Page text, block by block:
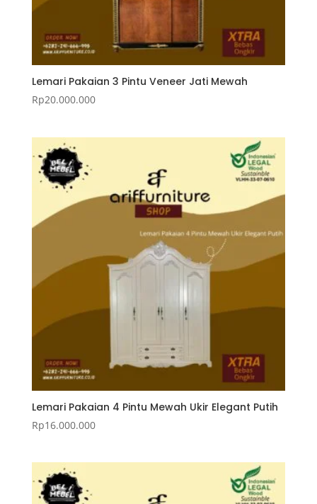
Lemari Pakaian 3 Pintu Veneer Jati Mewah
Rp20.000.000
Lemari Pakaian 4 Pintu Mewah Ukir Elegant Putih
Rp16.000.000